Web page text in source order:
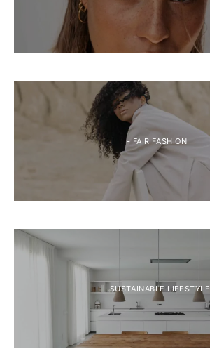
- FAIR FASHION
- SUSTAINABLE LIFESTYLE